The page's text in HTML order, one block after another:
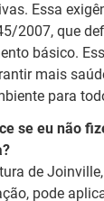
Essa
2007, que
básico.
mais
para
se eu não
de
pode